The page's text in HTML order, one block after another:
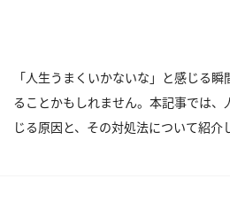
「人生うまくいかないな」と感じる
ることかもしれません。本記事では
じる原因と、その対処法について紹介